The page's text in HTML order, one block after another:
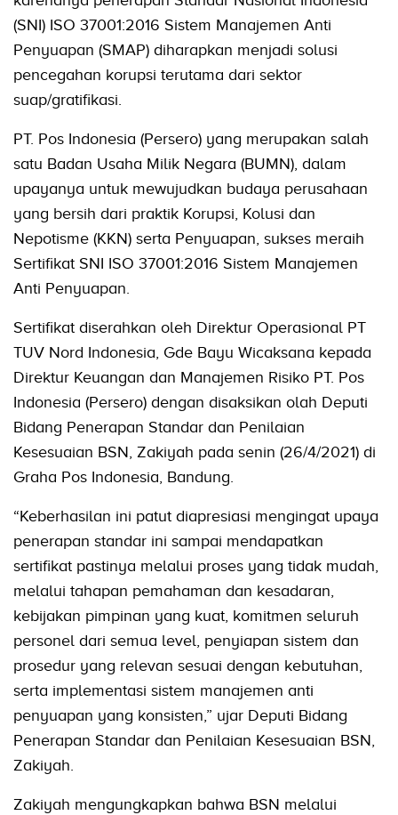
(SNI) ISO 37001:2016 Sistem Manajemen Anti
Penyuapan (SMAP) diharapkan menjadi solusi
pencegahan korupsi terutama dari sektor
suap/gratifikasi.
PT. Pos Indonesia (Persero) yang merupakan salah
satu Badan Usaha Milik Negara (BUMN), dalam
upayanya untuk mewujudkan budaya perusahaan
yang bersih dari praktik Korupsi, Kolusi dan
Nepotisme (KKN) serta Penyuapan, sukses meraih
Sertifikat SNI ISO 37001:2016 Sistem Manajemen
Anti Penyuapan.
Sertifikat diserahkan oleh Direktur Operasional PT
TUV Nord Indonesia, Gde Bayu Wicaksana kepada
Direktur Keuangan dan Manajemen Risiko PT. Pos
Indonesia (Persero) dengan disaksikan olah Deputi
Bidang Penerapan Standar dan Penilaian
Kesesuaian BSN, Zakiyah pada senin (26/4/2021) di
Graha Pos Indonesia, Bandung.
“Keberhasilan ini patut diapresiasi mengingat upaya
penerapan standar ini sampai mendapatkan
sertifikat pastinya melalui proses yang tidak mudah,
melalui tahapan pemahaman dan kesadaran,
kebijakan pimpinan yang kuat, komitmen seluruh
personel dari semua level, penyiapan sistem dan
prosedur yang relevan sesuai dengan kebutuhan,
serta implementasi sistem manajemen anti
penyuapan yang konsisten,” ujar Deputi Bidang
Penerapan Standar dan Penilaian Kesesuaian BSN,
Zakiyah.
Zakiyah mengungkapkan bahwa BSN melalui